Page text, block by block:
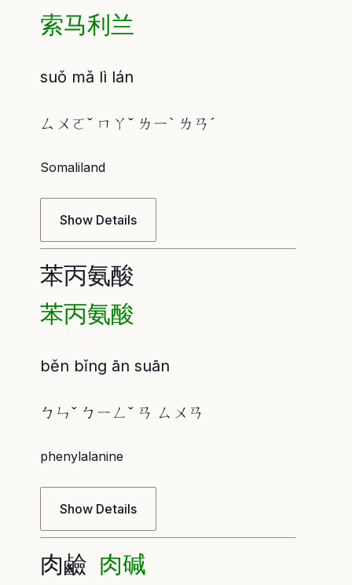
索马利兰
suǒ mǎ lì lán
ㄙㄨㄛˇ ㄇㄚˇ ㄌㄧˋ ㄌㄢˊ
Somaliland
Show Details
苯丙氨酸
苯丙氨酸
běn bǐng ān suān
ㄅㄣˇ ㄅㄧㄥˇ ㄢ ㄙㄨㄢ
phenylalanine
Show Details
肉鹼 肉碱